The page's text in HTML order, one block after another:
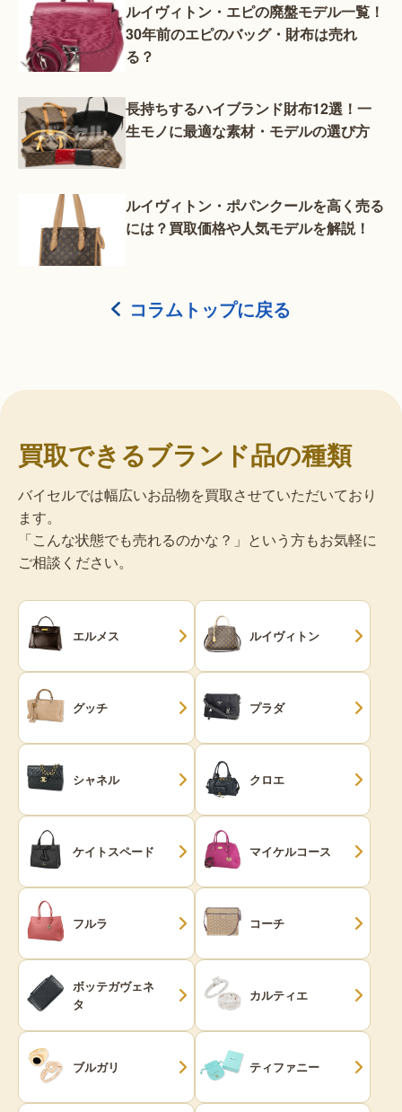
ルイヴィトン・エピの廃盤モデル一覧！
30年前のエピのバッグ・財布は売れ
る？
長持ちするハイブランド財布12選！一
生モノに最適な素材・モデルの選び方
ルイヴィトン・ポパンクールを高く売る
には？買取価格や人気モデルを解説！
コラムトップに戻る
買取できるブランド品の種類
バイセルでは幅広いお品物を買取させていただいており
ます。
「こんな状態でも売れるのかな？」という方もお気軽に
ご相談ください。
エルメス ルイヴィトン
グッチ プラダ
シャネル クロエ
ケイトスペード マイケルコース
フルラ コーチ
ボッテガヴェネ
タ
カルティエ
ブルガリ ティファニー